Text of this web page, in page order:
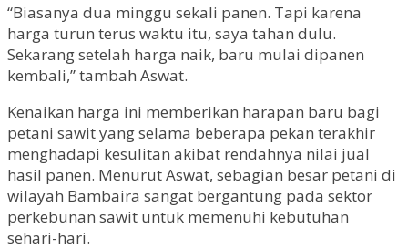
“Biasanya dua minggu sekali panen. Tapi karena
harga turun terus waktu itu, saya tahan dulu.
Sekarang setelah harga naik, baru mulai dipanen
kembali,” tambah Aswat.
Kenaikan harga ini memberikan harapan baru bagi
petani sawit yang selama beberapa pekan terakhir
menghadapi kesulitan akibat rendahnya nilai jual
hasil panen. Menurut Aswat, sebagian besar petani di
wilayah Bambaira sangat bergantung pada sektor
perkebunan sawit untuk memenuhi kebutuhan
sehari-hari.